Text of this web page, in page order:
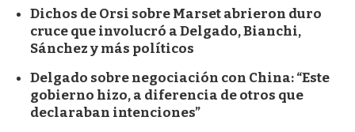
Dichos de Orsi sobre Marset abrieron duro
cruce que involucró a Delgado, Bianchi,
Sánchez y más políticos
Delgado sobre negociación con China: “Este
gobierno hizo, a diferencia de otros que
declaraban intenciones”